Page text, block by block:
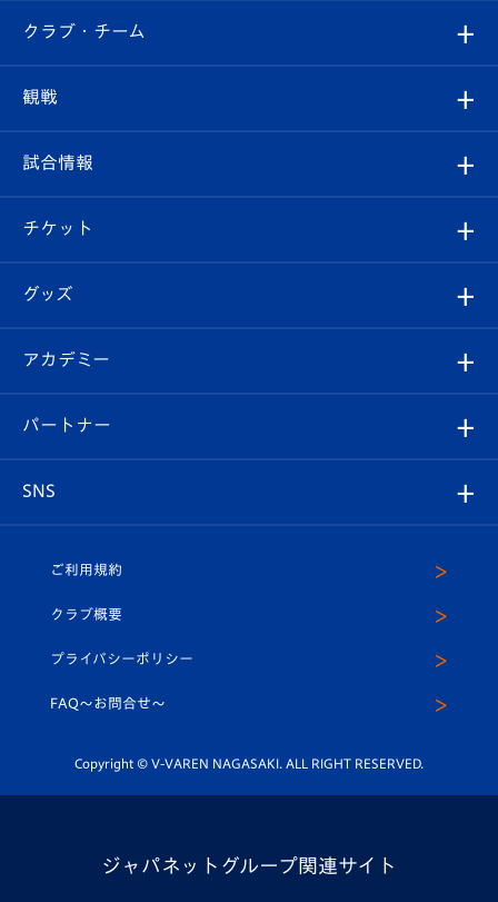
すべて
クラブ
試合情報
チケット
イベント
メディア
ホームタウン
クラブ・チーム
クラブ概要
エンブレム紹介
スタッフプロフィール
マスコット紹介
平和祈念活動
ホームタウン活動
観戦
観戦ルール
はじめての観戦ガイド
Revive Team
ヴィヴィくんの長崎おもてなしガイド
試合情報
試合日程/結果
フォトギャラリー
スタジアムグルメ
チケット
チケット
V-LOVERS（ファンクラブ）
プレイヤーズスイート
グッズ
オンラインショップ
店舗情報
アカデミー
育成からのお知らせ
U-18
スクール
パートナー
SNS
ヴィヴィくんインスタグラム
公式LINE＠
ご利用規約
クラブ概要
プライバシーポリシー
FAQ〜お問合せ〜
Copyright © V-VAREN NAGASAKI. ALL RIGHT RESERVED.
ジャパネットグループ関連サイト